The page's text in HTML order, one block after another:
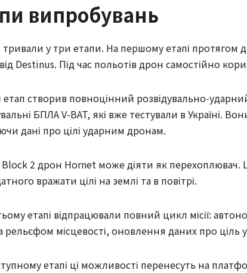
випробувань
у три етапи. На першому етапі протягом
Destinus. Під час польотів дрон самостійно
створив повноцінний розвідувально-
БПЛА V-BAT, які вже тестували в Україні.
дані про цілі ударним дронам.
Block 2 дрон Hornet може діяти як
вражати цілі на землі та в повітрі.
етапі відпрацювали повний цикл місії:
рельєфом місцевості, оновлення даних про ціль
етапі ці можливості перенесуть на